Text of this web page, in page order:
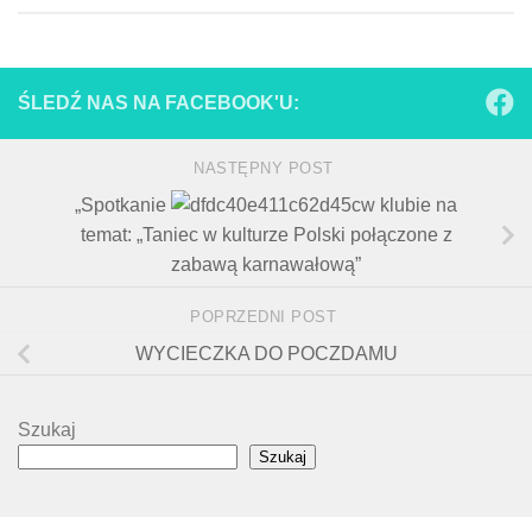
ŚLEDŹ NAS NA FACEBOOK'U:
NASTĘPNY POST
„Spotkanie
w klubie na
temat: „Taniec w kulturze Polski połączone z
zabawą karnawałową”
POPRZEDNI POST
WYCIECZKA DO POCZDAMU
Szukaj
Szukaj